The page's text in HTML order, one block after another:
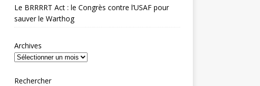
Le BRRRRT Act : le Congrès contre l’USAF pour
sauver le Warthog
Archives
Rechercher